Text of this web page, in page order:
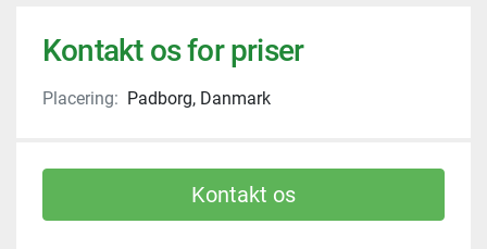
Kontakt os for priser
Placering: Padborg, Danmark
Kontakt os